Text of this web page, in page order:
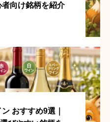
向け銘柄を紹介
おすすめ9選｜